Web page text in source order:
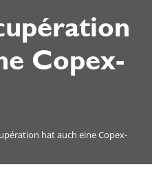
Copex-
hat auch eine Copex-